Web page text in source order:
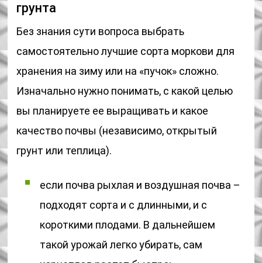
грунта
Без знания сути вопроса выбрать
самостоятельно лучшие сорта моркови для
хранения на зиму или на «пучок» сложно.
Изначально нужно понимать, с какой целью
вы планируете ее выращивать и какое
качество почвы (независимо, открытый
грунт или теплица).
если почва рыхлая и воздушная почва –
подходят сорта и с длинными, и с
короткими плодами. В дальнейшем
такой урожай легко убирать, сам